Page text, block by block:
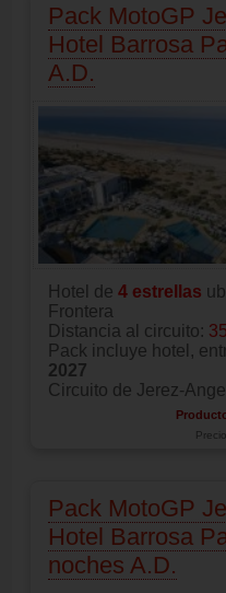
Pack MotoGP
Hotel Barrosa
A.D.
Hotel de 4 estrellas
Frontera
Distancia al circuito:
Pack incluye hotel,
2027
Circuito de Jerez-
Pack MotoGP
Hotel Barrosa
noches A.D.